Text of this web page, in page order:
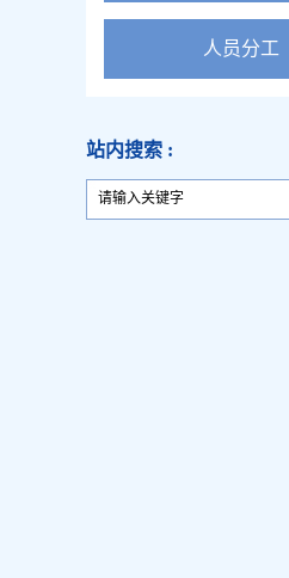
人员分工
站内搜索 :